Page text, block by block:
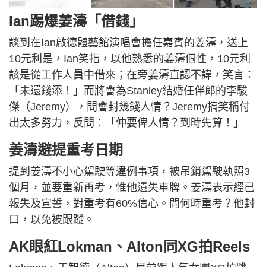
Ian踢爆姜濤「借錢」
談到在Ian啟德體藝館演唱會擔任嘉賓的姜濤，送上
10元利是，Ian笑指，以他熟悉的姜濤個性，10元利
該是從工作人員中借來；在旁姜濤直認不諱，笑言：
「未還錢添！」而將會為Stanley結婚任伴郎的李駿
傑（Jeremy），問會封幾錢人情？Jeremy搞笑稱付
出太多努力，反問︰「仲要俾人情？到時先算！」
姜濤避提重考日期
提到姜濤不小心駕駛等違例事項，被吊銷駕駛執照3
個月，並要重新再考，惟他遺失車牌。姜濤表示經已
報失及宣誓，對重考有60%信心。問何時重考？他封
口，以免被跟蹤。
AK眼紅Lokman、Alton同XG拍Reels